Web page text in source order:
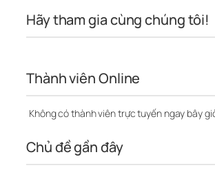
Hãy tham gia cùng chúng tôi!
Thành viên Online
Không có thành viên trực tuyến ngay bây
Chủ đề gần đây